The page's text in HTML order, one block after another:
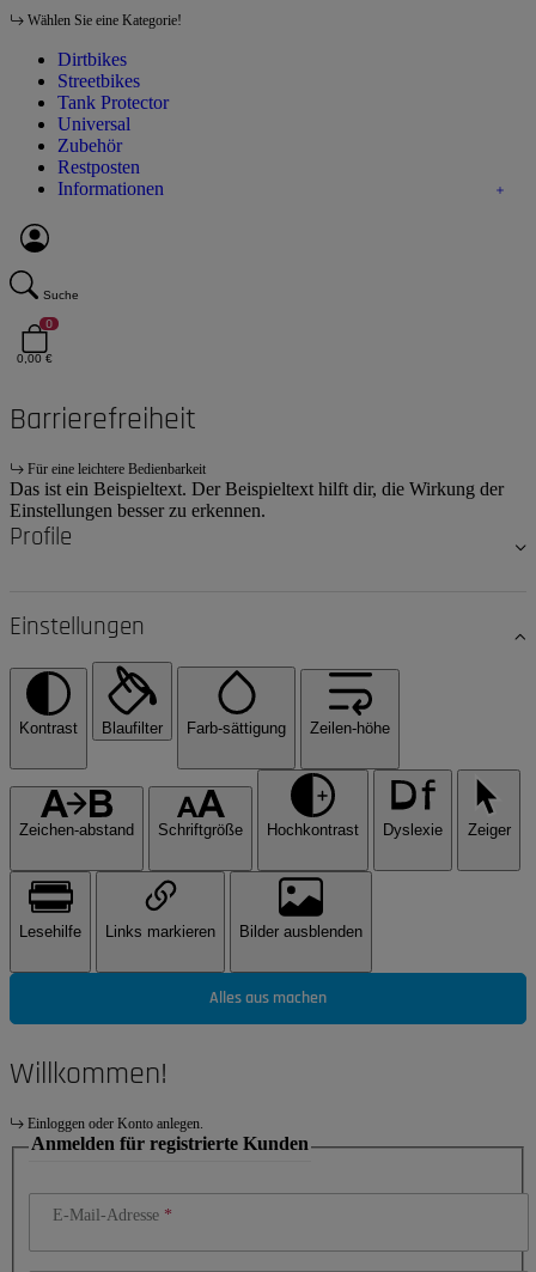
Wählen Sie eine Kategorie!
Dirtbikes
Streetbikes
Tank Protector
Universal
Zubehör
Restposten
Informationen
Suche
0
0,00 €
Barrierefreiheit
Für eine leichtere Bedienbarkeit
Das ist ein Beispieltext. Der Beispieltext hilft dir, die Wirkung der
Einstellungen besser zu erkennen.
Profile
Einstellungen
Kontrast Blaufilter Farb-sättigung Zeilen-höhe
Zeichen-abstand Schriftgröße Hochkontrast Dyslexie Zeiger
Lesehilfe Links markieren Bilder ausblenden
Alles aus machen
Willkommen!
Einloggen oder Konto anlegen.
Anmelden für registrierte Kunden
E-Mail-Adresse